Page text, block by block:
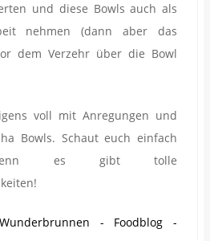
und diese Bowls auch als
nehmen (dann aber das
dem Verzehr über die Bowl
voll mit Anregungen und
Bowls. Schaut euch einfach
es gibt tolle